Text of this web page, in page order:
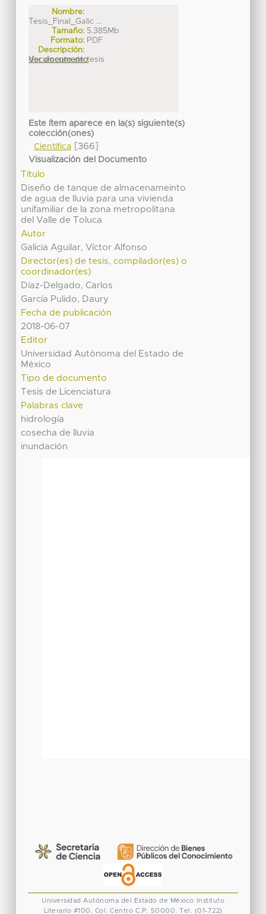
Nombre:
Tesis_Final_Galic ...
Tamaño: 5.385Mb
Formato: PDF
Descripción:
documento de tesis
Ver documento
Este ítem aparece en la(s) siguiente(s)
colección(ones)
Científica[366]
Visualización del Documento
Título
Diseño de tanque de almacenameinto
de agua de lluvia para una vivienda
unifamiliar de la zona metropolitana
del Valle de Toluca
Autor
Galicia Aguilar, Víctor Alfonso
Director(es) de tesis, compilador(es) o
coordinador(es)
Díaz-Delgado, Carlos
García Pulido, Daury
Fecha de publicación
2018-06-07
Editor
Universidad Autónoma del Estado de
México
Tipo de documento
Tesis de Licenciatura
Palabras clave
hidrología
cosecha de lluvia
inundación
Universidad Autónoma del Estado de México
Instituto
Literario #100. Col. Centro C.P. 50000. Tel. (01-722)